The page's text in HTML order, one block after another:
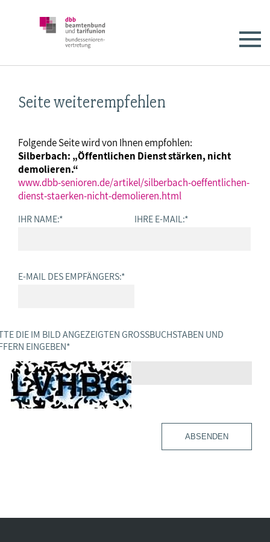
Seite weiterempfehlen
Folgende Seite wird von Ihnen empfohlen:
Silberbach: „Öffentlichen Dienst stärken, nicht
demolieren.“
www.dbb-senioren.de/artikel/silberbach-oeffentlichen-
dienst-staerken-nicht-demolieren.html
IHR NAME:* IHRE E-MAIL:*
E-MAIL DES EMPFÄNGERS:*
DIE IM BILD ANGEZEIGTEN GROSSBUCHSTABEN UND Z
EINGEBEN *
ABSENDEN